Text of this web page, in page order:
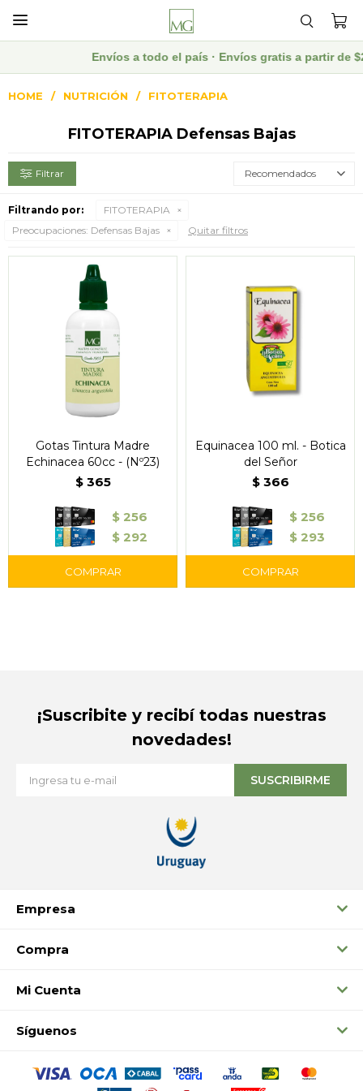

Envíos a todo el país · Envíos gratis a partir de
HOME NUTRICIÓN FITOTERAPIA
FITOTERAPIA Defensas Bajas
Recomendados
Filtrando por:
FITOTERAPIA
Preocupaciones: Defensas Bajas Quitar filtros
Gotas Tintura Madre
Echinacea 60cc - (Nº23)
$ 365
$ 256
$ 292
Equinacea 100 ml. - Botica
del Señor
$ 366
$ 256
$ 293
Empresa
Compra
Mi Cuenta
Síguenos
¡Suscribite y recibí todas nuestras
novedades!
SUSCRIBIRME